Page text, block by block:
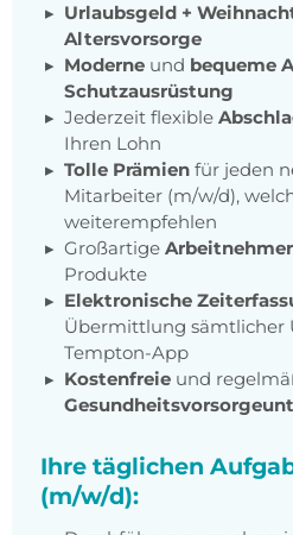
Urlaubsgeld +
Altersvorsorge
Moderne und bequeme
Schutzausrüstung
Jederzeit flexible
Ihren Lohn
Tolle Prämien für jeden
Mitarbeiter (m/w/d),
weiterempfehlen
Großartige
Produkte
Elektronische
Übermittlung sämtlicher
Tempton-App
Kostenfreie und
Ihre täglichen
(m/w/d):